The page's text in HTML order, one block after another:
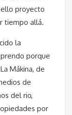
proyecto
tiempo allá.
la
porque
Mákina, de
de
del rio,
por